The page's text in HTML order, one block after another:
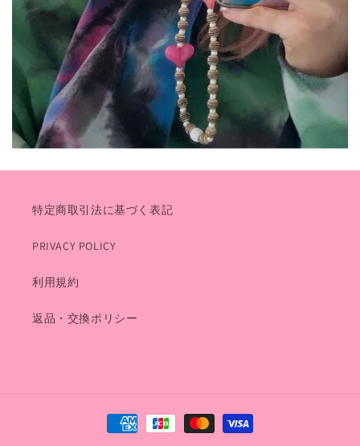
特定商取引法に基づく表記
PRIVACY POLICY
利用規約
返品・交換ポリシー
決
済